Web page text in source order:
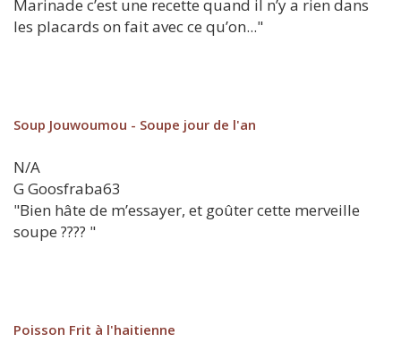
Marinade c’est une recette quand il n’y a rien dans
les placards on fait avec ce qu’on..."
Soup Jouwoumou - Soupe jour de l'an
N/A
G Goosfraba63
"Bien hâte de m’essayer, et goûter cette merveille
soupe ???? "
Poisson Frit à l'haitienne